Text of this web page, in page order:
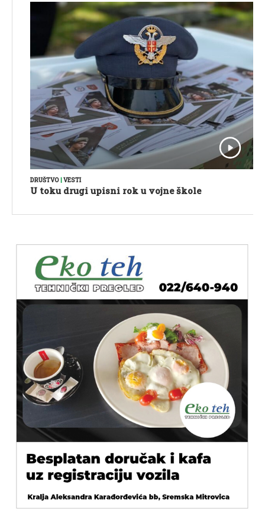
DRUŠTVO VESTI
U toku drugi upisni rok u vojne škole